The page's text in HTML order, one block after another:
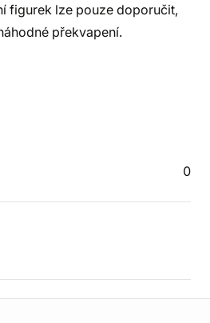
figurek lze pouze doporučit,
překvapení.
0